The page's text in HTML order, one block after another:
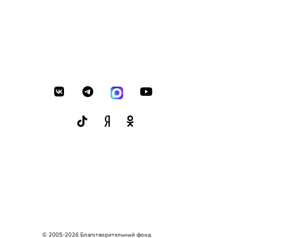
© 2005-2026 Благотворительный фонд